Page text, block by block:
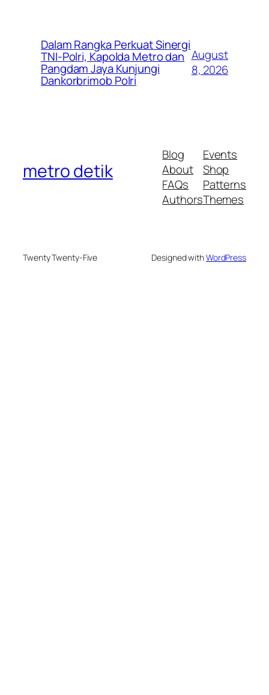
Dalam Rangka Perkuat Sinergi
TNI-Polri, Kapolda Metro dan
Pangdam Jaya Kunjungi
Dankorbrimob Polri
August
8, 2026
metro detik
Blog
About
FAQs
Authors
Events
Shop
Patterns
Themes
Twenty Twenty-Five Designed withWordPress